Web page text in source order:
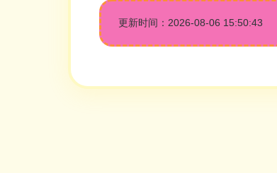
更新时间：2026-08-06 15:50:43